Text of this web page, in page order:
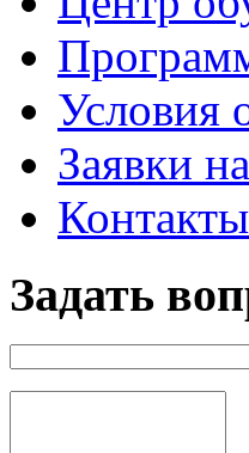
Условия
Заявки
Задать